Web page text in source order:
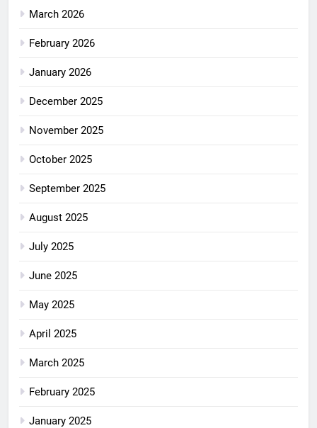
March 2026
February 2026
January 2026
December 2025
November 2025
October 2025
September 2025
August 2025
July 2025
June 2025
May 2025
April 2025
March 2025
February 2025
January 2025